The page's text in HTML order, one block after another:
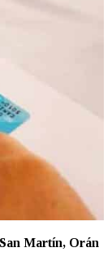
Martín, Orán